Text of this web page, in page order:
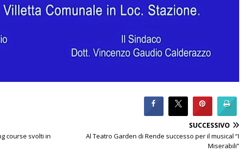
course svolti in
SUCCESSIVO
Al Teatro Garden di Rende successo per il musical “I
Miserabili”